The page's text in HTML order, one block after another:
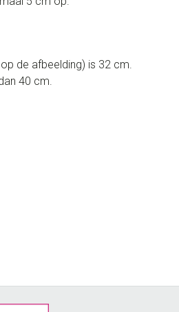
de afbeelding) is 32 cm.
40 cm.